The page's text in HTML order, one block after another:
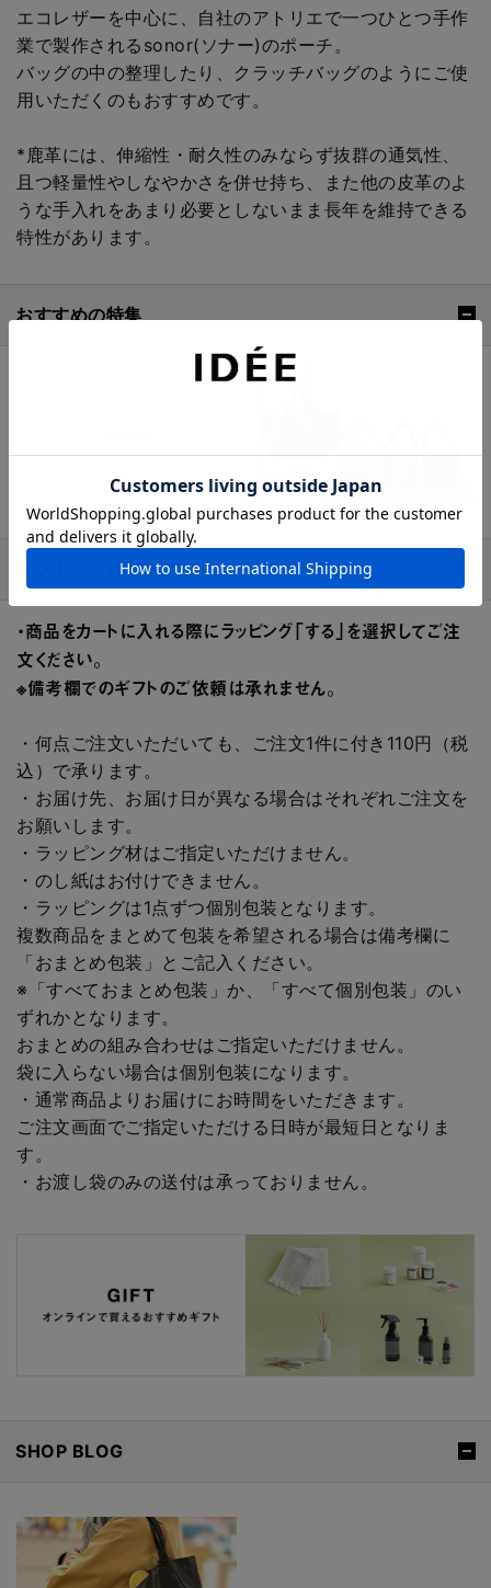
エコレザーを中心に、自社のアトリエで一つひとつ手作
業で製作されるsonor(ソナー)のポーチ。
バッグの中の整理したり、クラッチバッグのようにご使
用いただくのもおすすめです。
*鹿革には、伸縮性・耐久性のみならず抜群の通気性、
且つ軽量性やしなやかさを併せ持ち、また他の皮革のよ
うな手入れをあまり必要としないまま長年を維持できる
特性があります。
おすすめの特集
ギフトラッピング
・商品をカートに入れる際にラッピング「する」を選択してご注
文ください。
※備考欄でのギフトのご依頼は承れません。
・何点ご注文いただいても、ご注文1件に付き110円（税
込）で承ります。
・お届け先、お届け日が異なる場合はそれぞれご注文を
お願いします。
・ラッピング材はご指定いただけません。
・のし紙はお付けできません。
・ラッピングは1点ずつ個別包装となります。
複数商品をまとめて包装を希望される場合は備考欄に
「おまとめ包装」とご記入ください。
※「すべておまとめ包装」か、「すべて個別包装」のい
ずれかとなります。
おまとめの組み合わせはご指定いただけません。
袋に入らない場合は個別包装になります。
・通常商品よりお届けにお時間をいただきます。
ご注文画面でご指定いただける日時が最短日となりま
す。
・お渡し袋のみの送付は承っておりません。
SHOP BLOG